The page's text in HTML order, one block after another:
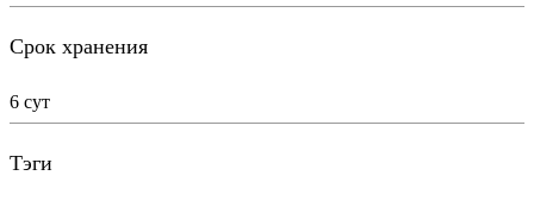
Срок хранения
6 сут
Тэги